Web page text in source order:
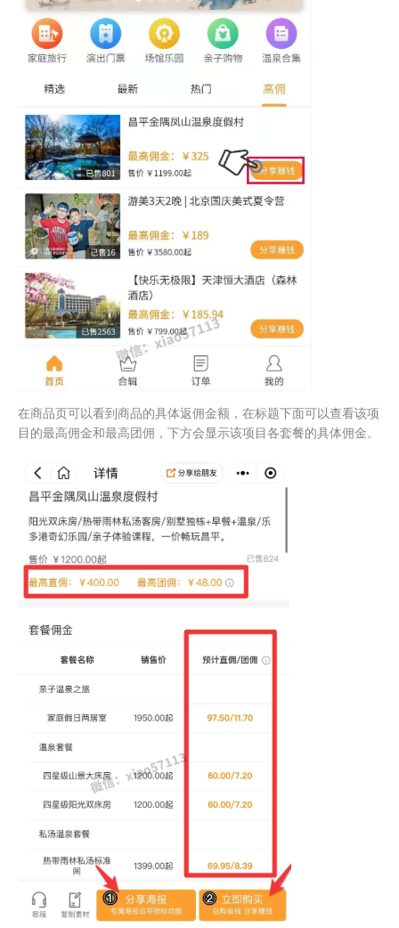
在商品页可以看到商品的具体返佣金额，在标题下面可以查看该项
目的最高佣金和最高团佣，下方会显示该项目各套餐的具体佣金。